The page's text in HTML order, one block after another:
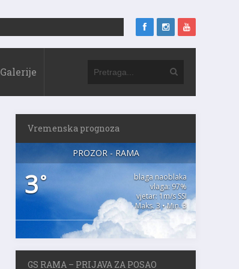
Galerije
Vremenska prognoza
PROZOR - RAMA
3°
blaga naoblaka
vlaga: 97%
vjetar: 1m/s SSI
Maks. 3 • Min. 3
GS RAMA – PRIJAVA ZA POSAO